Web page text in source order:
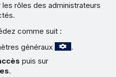
rôles des administrateurs
comme suit :
généraux
.
puis sur
.